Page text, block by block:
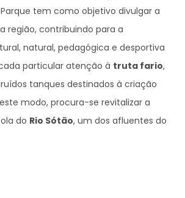
tem como objetivo divulgar a
região, contribuindo para a
natural, pedagógica e desportiva
particular atenção à truta fario,
tanques destinados à criação
modo, procura-se revitalizar a
do Rio Sótão, um dos afluentes do